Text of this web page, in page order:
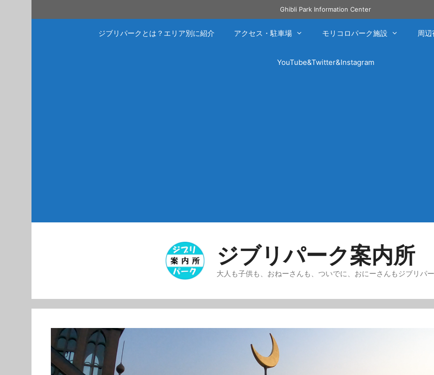
Ghibli Park Information Center
ジブリパークとは？エリア別に紹介 アクセス・駐車場 モリコロパーク施設 周
YouTube&Twitter&Instagram
ジブリパーク案内所
大人も子供も、おねーさんも、ついでに、おにーさんもジブリパ